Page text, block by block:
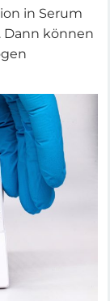
in Serum
Dann können